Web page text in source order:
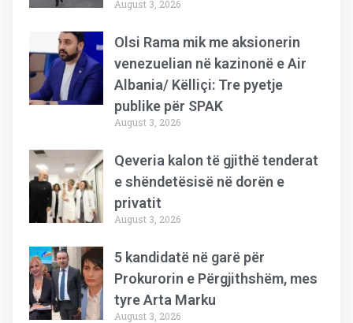
August 3, 2026
Olsi Rama mik me aksionerin
venezuelian në kazinonë e Air
Albania/ Këlliçi: Tre pyetje
publike për SPAK
August 3, 2026
Qeveria kalon të gjithë tenderat
e shëndetësisë në dorën e
privatit
August 3, 2026
5 kandidatë në garë për
Prokurorin e Përgjithshëm, mes
tyre Arta Marku
August 3, 2026